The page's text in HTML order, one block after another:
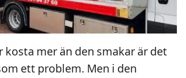
kosta mer än den smakar är det
ett problem. Men i den